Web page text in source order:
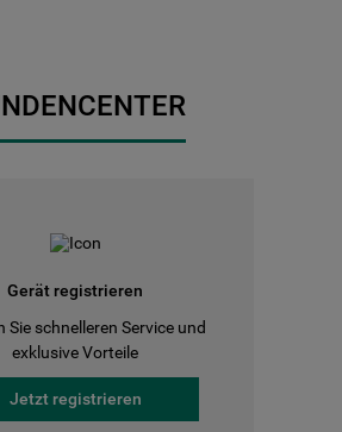
Gerät registrieren
Sie schnelleren Service und
exklusive Vorteile
Jetzt registrieren